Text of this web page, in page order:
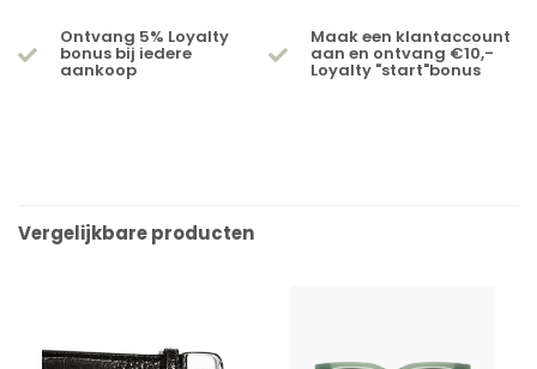
Ontvang 5% Loyalty
bonus bij iedere
aankoop
Maak een klantaccount
aan en ontvang €10,-
Loyalty "start"bonus
Vergelijkbare producten